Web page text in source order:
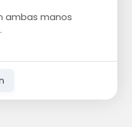
ambas manos